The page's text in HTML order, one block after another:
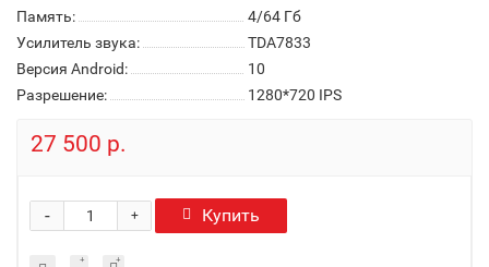
Память:
4/64 Гб
Усилитель звука:
TDA7833
Версия Android:
10
Разрешение:
1280*720 IPS
27 500 р.
+
- Купить